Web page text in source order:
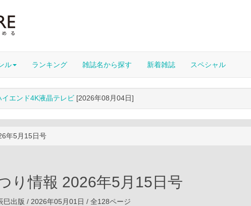
ル ランキング 雑誌名から探す 新着雑誌 スペシャル
エンド4K液晶テレビ [2026年08月04日]
年5月15日号
り情報 2026年5月15日号
巳出版 / 2026年05月01日 / 全128ページ